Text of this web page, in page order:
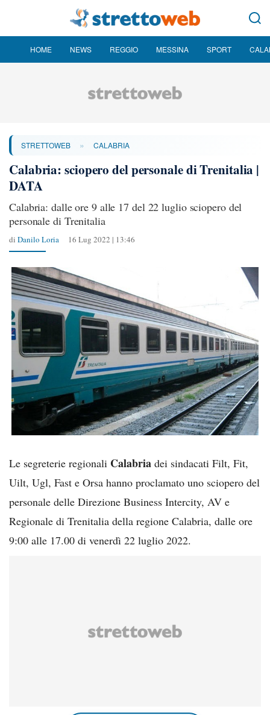
HOME NEWS REGGIO MESSINA SPORT
STRETTOWEB » CALABRIA
Calabria: sciopero del personale di Trenitalia |
DATA
Calabria: dalle ore 9 alle 17 del 22 luglio sciopero del
personale di Trenitalia
di Danilo Loria 16 Lug 2022 | 13:46
Le segreterie regionali Calabria dei sindacati Filt, Fit,
Uilt, Ugl, Fast e Orsa hanno proclamato uno sciopero del
personale delle Direzione Business Intercity, AV e
Regionale di Trenitalia della regione Calabria, dalle ore
9:00 alle 17.00 di venerdì 22 luglio 2022.